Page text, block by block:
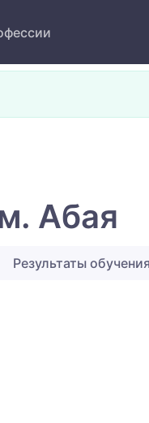
Абая
Результаты обучения